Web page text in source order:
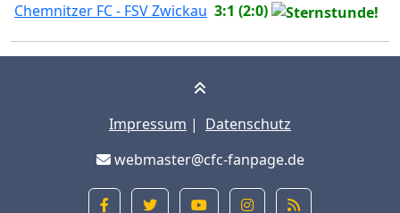
Chemnitzer FC - FSV Zwickau 3:1 (2:0)
Impressum | Datenschutz
webmaster@cfc-fanpage.de